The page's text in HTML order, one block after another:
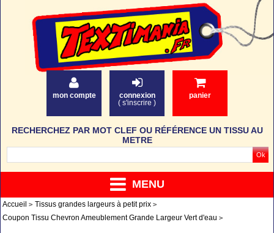
mon compte
connexion
( s'inscrire )
panier
MENU
RECHERCHEZ PAR MOT CLEF OU RÉFÉRENCE UN TISSU AU
METRE
Accueil
Tissus grandes largeurs à petit prix
Coupon Tissu Chevron Ameublement Grande Largeur Vert d'eau